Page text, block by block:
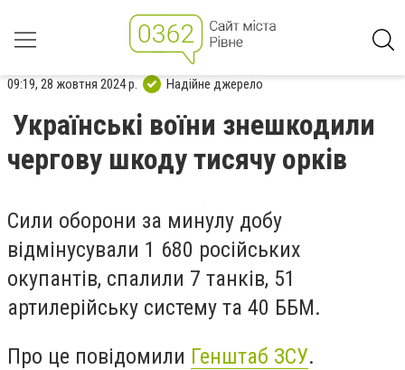
09:19, 28 жовтня 2024 р. Надійне джерело
Українські воїни знешкодили
чергову шкоду тисячу орків
Сили оборони за минулу добу
відмінусували 1 680 російських
окупантів, спалили 7 танків, 51
артилерійську систему та 40 ББМ.
Про це повідомили Генштаб ЗСУ.